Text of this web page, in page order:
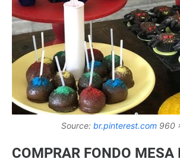
Source: br.pinterest.com 960
COMPRAR FONDO MESA